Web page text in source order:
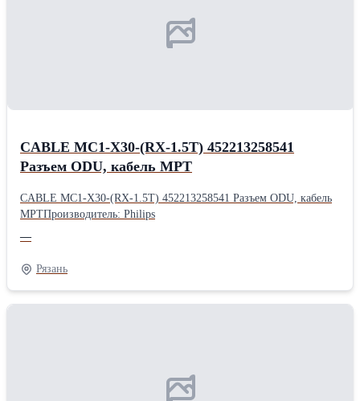
CABLE MC1-X30-(RX-1.5T) 452213258541
Разъем ODU, кабель МРТ
CABLE MC1-X30-(RX-1.5T) 452213258541 Разъем ODU, кабель
МРТПроизводитель: Philips
—
Рязань